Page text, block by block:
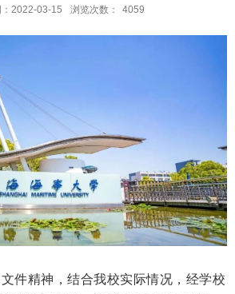
2022-03-15 浏览次数： 4059
件精神，结合我校实际情况，经学校